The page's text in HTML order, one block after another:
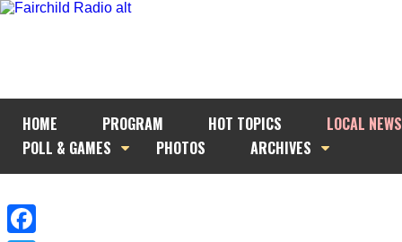
HOME PROGRAM HOT TOPICS
LOCAL NEWS
POLL & GAMES
PHOTOS ARCHIVES